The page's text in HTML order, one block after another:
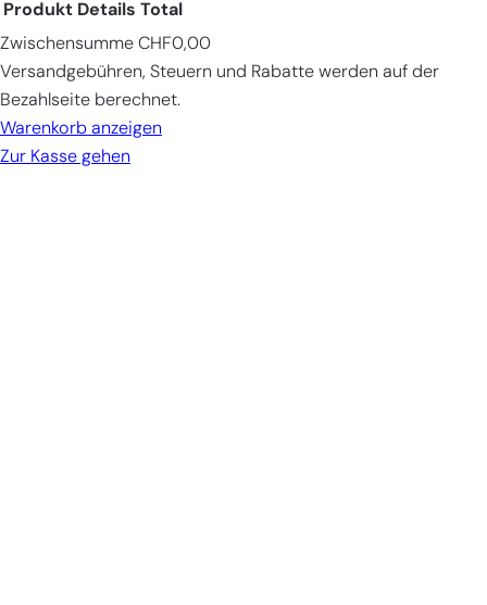
Products
in
cart
Produkt Details Total
Zwischensumme CHF0,00
Versandgebühren, Steuern und Rabatte werden auf der
Bezahlseite berechnet.
Warenkorb anzeigen
Zur Kasse gehen